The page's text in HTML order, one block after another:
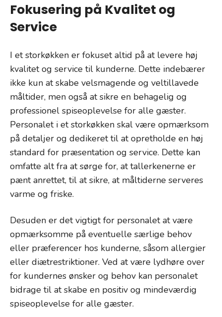
Fokusering på Kvalitet og
Service
I et storkøkken er fokuset altid på at levere høj
kvalitet og service til kunderne. Dette indebærer
ikke kun at skabe velsmagende og veltillavede
måltider, men også at sikre en behagelig og
professionel spiseoplevelse for alle gæster.
Personalet i et storkøkken skal være opmærksom
på detaljer og dedikeret til at opretholde en høj
standard for præsentation og service. Dette kan
omfatte alt fra at sørge for, at tallerkenerne er
pænt anrettet, til at sikre, at måltiderne serveres
varme og friske.
Desuden er det vigtigt for personalet at være
opmærksomme på eventuelle særlige behov
eller præferencer hos kunderne, såsom allergier
eller diætrestriktioner. Ved at være lydhøre over
for kundernes ønsker og behov kan personalet
bidrage til at skabe en positiv og mindeværdig
spiseoplevelse for alle gæster.